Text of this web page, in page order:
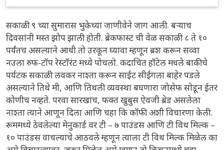
सकाळी ९ च्या सुमारास भुकेच्या जाणीवेने जाग आली. बऱ्याच
दिवसांनी मस्त झोप झाली होती. ब्रेकफास्ट ची वेळ सकाळी ८ ते १०
पर्यंतच असल्याने आधी तो उरकून घ्यावा म्हणून ब्रश करून सव्वा
नउला रुफ-टॉप रेस्टॉरंट मध्ये पोचलो. कदाचित हॉटेल मधले बाकीचे
पर्यटक सकाळी लवकर नाश्ता करून साईट सीईंगला बाहेर पडले
असल्याने तिथे मी, आणि तिथली व्यवस्था बघणारा जोसेफ सोडून ईतर
कोणीच नव्हते. परवा सारखाच, फक्त खुबुस ऐवजी ब्रेड असलेला
नाश्ता त्याने आणून दिला आणि चहा कि कॉफी अशी विचारणा केली.
रूममध्ये ठेवलेल्या मेनुकार्ड वर टी – ७ पाउंडस आणि टी विथ मिल्क –
१० पाउंडस वाचल्याचे आठवले म्हणून त्याला टी विथ मिल्क मिळेल का